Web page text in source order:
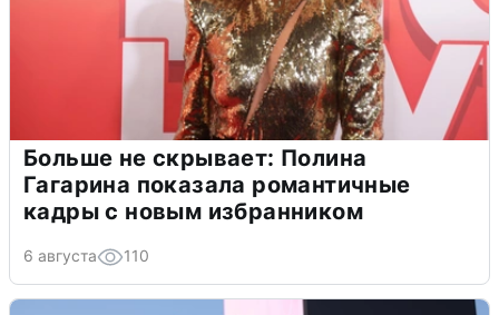
Больше не скрывает: Полина
Гагарина показала романтичные
кадры с новым избранником
6 августа 110